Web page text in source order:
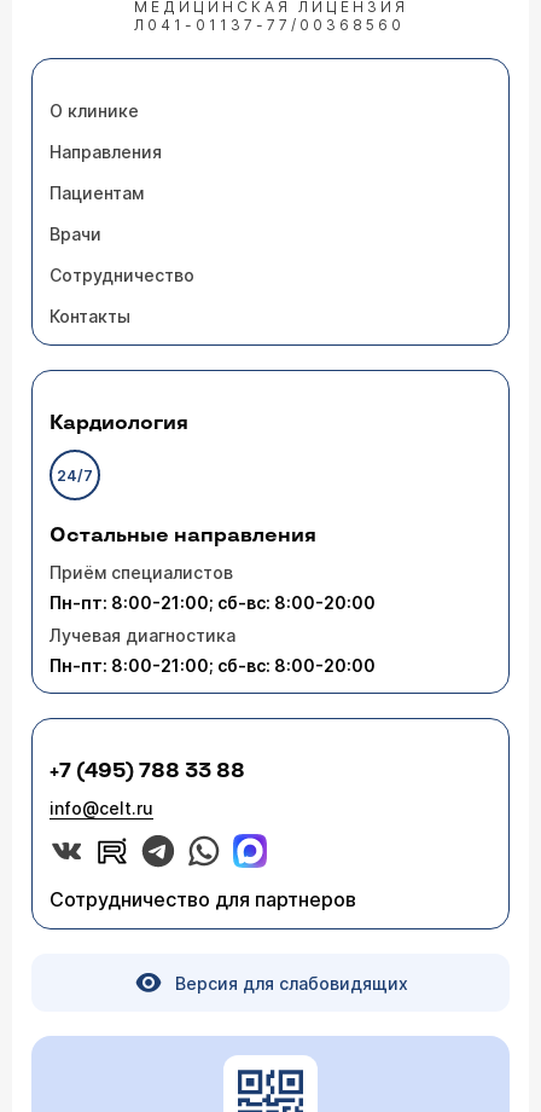
МЕДИЦИНСКАЯ ЛИЦЕНЗИЯ
Л041-01137-77/00368560
О клинике
Направления
Пациентам
Врачи
Сотрудничество
Контакты
Кардиология
24/7
Остальные направления
Приём специалистов
Пн-пт: 8:00-21:00; сб-вс: 8:00-20:00
Лучевая диагностика
Пн-пт: 8:00-21:00; сб-вс: 8:00-20:00
+7 (495) 788 33 88
info@celt.ru
Сотрудничество для партнеров
Версия для слабовидящих